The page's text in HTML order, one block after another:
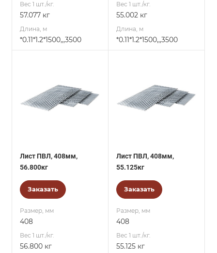
Вес 1 шт./кг.
57.077 кг
Длина, м
*0.11*1.2*1500,,,3500
Вес 1 шт./кг.
55.002 кг
Длина, м
*0.11*1.2*1500,,,3500
Лист ПВЛ, 408мм,
56.800кг
Заказать
Размер, мм
408
Вес 1 шт./кг.
56.800 кг
Лист ПВЛ, 408мм,
55.125кг
Заказать
Размер, мм
408
Вес 1 шт./кг.
55.125 кг